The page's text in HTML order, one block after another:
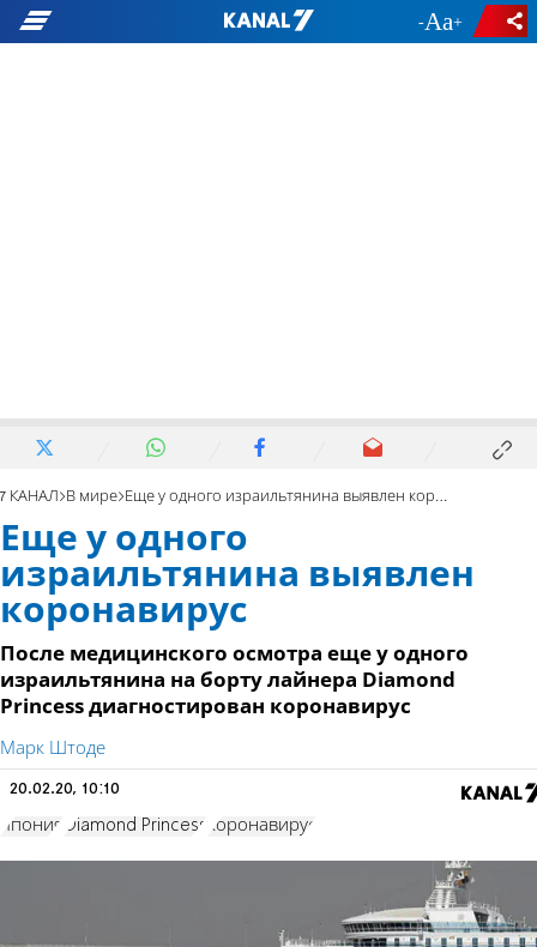
- +
7 КАНАЛ В мире Еще у одного израильтянина выявлен коронавирус
Еще у одного
израильтянина выявлен
коронавирус
После медицинского осмотра еще у одного
израильтянина на борту лайнера Diamond
Princess диагностирован коронавирус
Марк Штоде
20.02.20, 10:10
Япония Diamond Princess коронавирус